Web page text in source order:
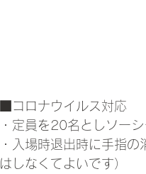
■コロナウイルス対応
・定員を20名としソー
・入場時退出時に手指
はしなくてよいです）